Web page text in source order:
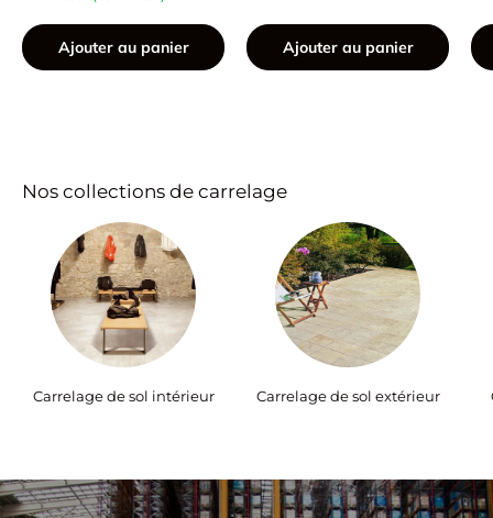
Ajouter au panier Ajouter au panier
Nos collections de carrelage
Carrelage de sol intérieur Carrelage de sol extérieur